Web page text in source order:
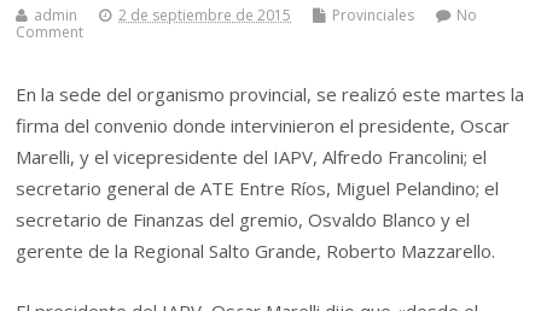
admin 2 de septiembre de 2015 Provinciales
No
Comment
En la sede del organismo provincial, se realizó este martes la
firma del convenio donde intervinieron el presidente, Oscar
Marelli, y el vicepresidente del IAPV, Alfredo Francolini; el
secretario general de ATE Entre Ríos, Miguel Pelandino; el
secretario de Finanzas del gremio, Osvaldo Blanco y el
gerente de la Regional Salto Grande, Roberto Mazzarello.